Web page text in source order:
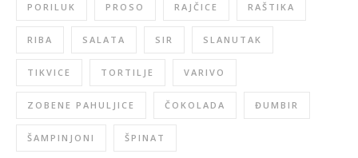
PORILUK PROSO RAJČICE RAŠTIKA
RIBA SALATA SIR SLANUTAK
TIKVICE TORTILJE VARIVO
ZOBENE PAHULJICE ČOKOLADA ĐUMBIR
ŠAMPINJONI ŠPINAT